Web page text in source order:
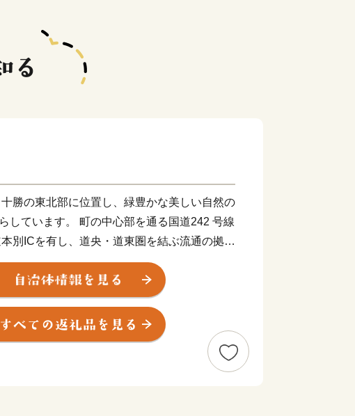
勝の東北部に位置し、緑豊かな美しい自然の
しています。 町の中心部を通る国道242 号線
別ICを有し、道央・道東圏を結ぶ流通の拠点
業は農業・工業・林業で、近年は本別公園や
をはじめ、地場産品の加工や地域包括ケアシ
も力を入れています。
は、「個性あるふるさとづくり寄付」とし
ふれる「ふるさとづくり」のため、本別町を離